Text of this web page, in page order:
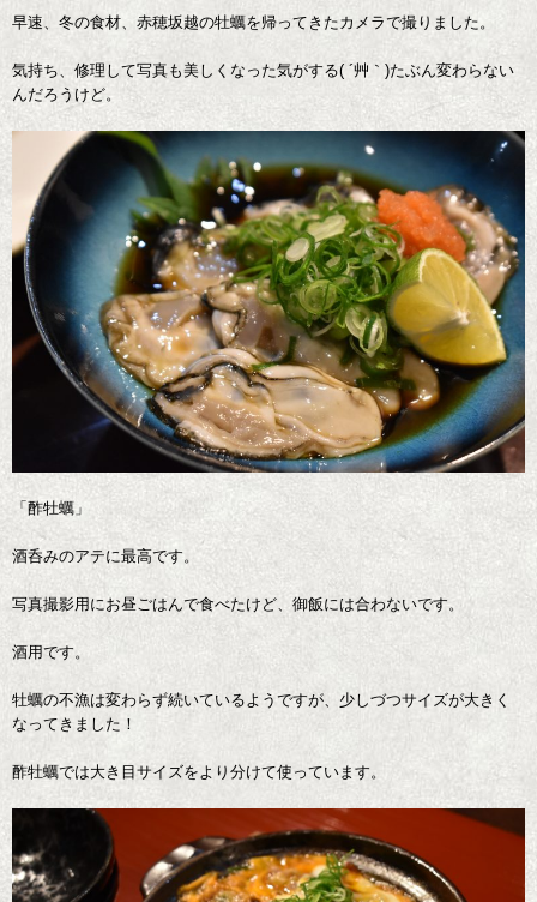
早速、冬の食材、赤穂坂越の牡蠣を帰ってきたカメラで撮りました。
気持ち、修理して写真も美しくなった気がする( ´艸｀)たぶん変わらない
んだろうけど。
「酢牡蠣」
酒呑みのアテに最高です。
写真撮影用にお昼ごはんで食べたけど、御飯には合わないです。
酒用です。
牡蠣の不漁は変わらず続いているようですが、少しづつサイズが大きく
なってきました！
酢牡蠣では大き目サイズをより分けて使っています。